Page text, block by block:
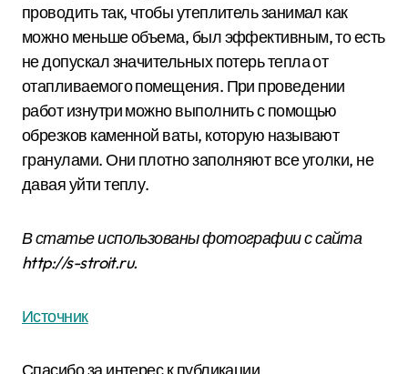
проводить так, чтобы утеплитель занимал как
можно меньше объема, был эффективным, то есть
не допускал значительных потерь тепла от
отапливаемого помещения. При проведении
работ изнутри можно выполнить с помощью
обрезков каменной ваты, которую называют
гранулами. Они плотно заполняют все уголки, не
давая уйти теплу.
В статье использованы фотографии с сайта
http://s-stroit.ru.
Источник